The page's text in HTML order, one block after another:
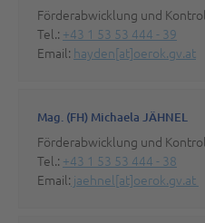
Förderabwicklung und
Tel.: +43 1 53 53 444 - 39
Email: hayden[at]oerok.gv.at
Mag. (FH) Michaela JÄHNEL
Förderabwicklung und
Tel.: +43 1 53 53 444 - 38
Email: jaehnel[at]oerok.gv.at